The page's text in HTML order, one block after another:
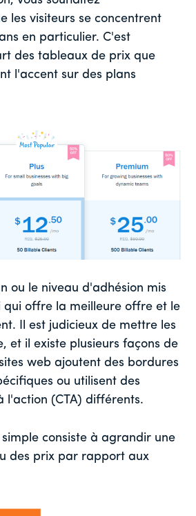
les visiteurs se concentrent
en particulier. C'est
des tableaux de prix que
l'accent sur des plans
ou le niveau d'adhésion mis
qui offre la meilleure offre et le
Il est judicieux de mettre les
et il existe plusieurs façons de
web ajoutent des bordures
ou utilisent des
l'action (CTA) différents.
consiste à agrandir une
des prix par rapport aux